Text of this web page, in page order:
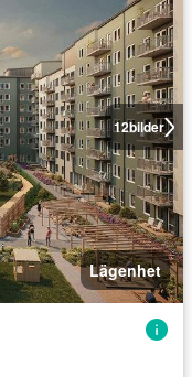
12bilder
Lägenhet